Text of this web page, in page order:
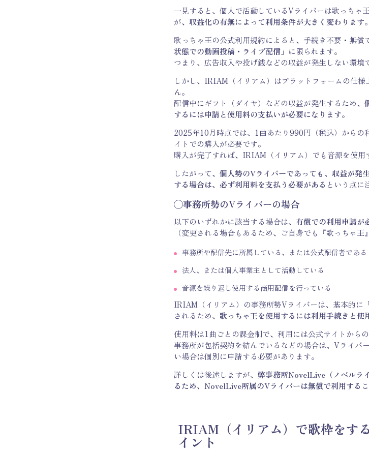
一見すると、個人で活動しているVライバーは歌っちゃ
が、 収益化の有無によって利用条件が大きく変わります。
歌っちゃ王の公式利用規約によると、手続き不要・無償
状態での動画投稿・ライブ配信」 に限られます。
つまり、広告収入や投げ銭などの収益が発生しない環境
しかし、 IRIAM（イリアム） はプラットフォームの仕様
ん。
配信中にギフト（ダイヤ）などの収益が発生するため、
するには申請と使用料の支払いが必要になります。
2025年10月時点では、1曲あたり990円（税込）からの
イトでの購入が必要です。
購入が完了すれば、 IRIAM（イリアム） でも音源を使用
したがって、 個人勢のVライバーであっても、収益が発
する場合は、必ず利用料を支払う必要がある という点に
◯事務所勢のVライバーの場合
以下のいずれかに該当する場合は、 有償での利用申請が
（変更される場合もあるため、ご自身でも『歌っちゃ王
事務所や配信先に所属している、または公式配信者である
法人、または個人事業主として活動している
音源を繰り返し使用する商用配信を行っている
IRIAM（イリアム） の事務所勢Vライバーは、基本的に
されるため、 歌っちゃ王を使用するには利用手続きと使
使用料は1曲ごとの課金制で、利用には公式サイトからの
事務所が包括契約を結んでいるなどの場合は、Vライバ
い場合は個別に申請する必要があります。
詳しくは後述しますが、 弊事務所NovelLive（ノベルラ
るため、NovelLive所属のVライバーは無償で利用する
IRIAM（イリアム）で歌枠をす
イント